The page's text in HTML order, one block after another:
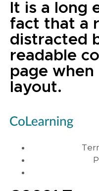
It is a long
fact that a
distracted
readable
page
layout.